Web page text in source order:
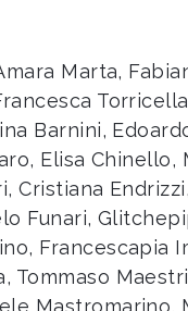
Marta,
Barnini,
Elisa Chinello,
Cristiana
Funari,
Francescapia
Tommaso
Mastromarino,